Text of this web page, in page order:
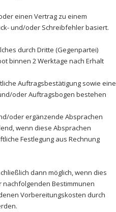
einen Vertrag zu einem
und/oder Schreibfehler basiert.
durch Dritte (Gegenpartei)
binnen 2 Werktage nach Erhalt
Auftragsbestätigung sowie eine
oder Auftragsbogen bestehen
oder ergänzende Absprachen
wenn diese Absprachen
Festlegung aus Rechnung
dann möglich, wenn dies
nachfolgenden Bestimmunen
Vorbereitungskosten durch